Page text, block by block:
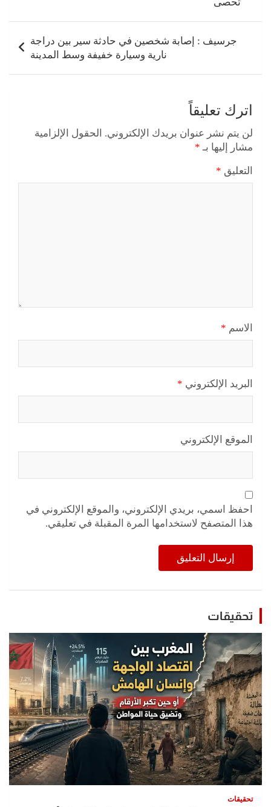
جرسيف : إصابة شخصين في حادثة سير بين دراجة
نارية وسيارة خفيفة وسط المدينة
اترك تعليقاً
لن يتم نشر عنوان بريدك الإلكتروني. الحقول الإلزامية
مشار إليها بـ *
التعليق *
الاسم *
البريد الإلكتروني *
الموقع الإلكتروني
احفظ اسمي، بريدي الإلكتروني، والموقع الإلكتروني في
هذا المتصفح لاستخدامها المرة المقبلة في تعليقي.
تحقيقات
تحقيقات